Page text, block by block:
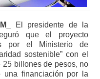
El presidente de la
que el proyecto
por el Ministerio de
sostenible” con el
25 billones de pesos, no
una financiación por la